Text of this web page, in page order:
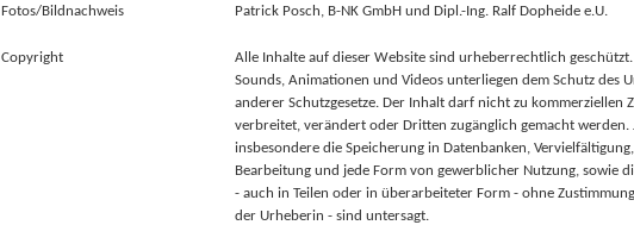
Fotos/Bildnachweis Patrick Posch, B-NK GmbH und Dipl.-Ing. Ralf Dopheide e.U.
Copyright
Alle Inhalte auf dieser Website sind urheberrechtlich geschützt.
Sounds, Animationen und Videos unterliegen dem Schutz des
anderer Schutzgesetze. Der Inhalt darf nicht zu kommerziellen
verbreitet, verändert oder Dritten zugänglich gemacht werden.
insbesondere die Speicherung in Datenbanken,
Bearbeitung und jede Form von gewerblicher Nutzung, sowie
- auch in Teilen oder in überarbeiteter Form - ohne
der Urheberin - sind untersagt.